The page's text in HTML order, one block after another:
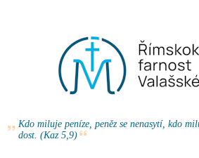
Kdo miluje peníze, peněz se nenasytí, kdo
dost. (Kaz 5,9)